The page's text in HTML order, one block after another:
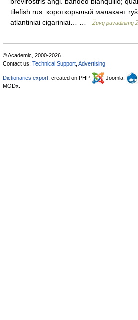
tilefish rus. короткорылый малакант
atlantiniai cigariniai… …
Žuvų pavadinimų
© Academic, 2000-2026
Contact us: Technical Support Advertising
Dictionaries export , created on PHP, Joomla,
MODx.